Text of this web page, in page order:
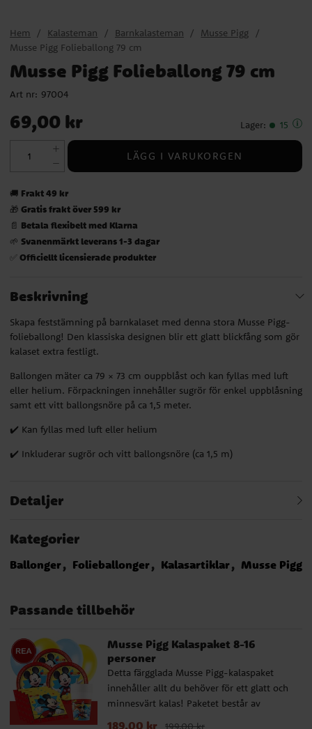
Hem Kalasteman Barnkalasteman
Musse Pigg
Musse Pigg Folieballong 79 cm
Musse Pigg Folieballong 79 cm
Art nr: 97004
Pris: 69,00 kr
69,00 kr Lager: 15
LÄGG I VARUKORGEN
🚚 Frakt 49 kr
🎁 Gratis frakt över 599 kr
📄 Betala flexibelt med Klarna
🌱 Svanenmärkt leverans 1-3 dagar
✅ Officiellt licensierade produkter
Beskrivning
Skapa feststämning på barnkalaset med denna stora Musse Pigg-
folieballong! Den klassiska designen blir ett glatt blickfång som gör
kalaset extra festligt.
Ballongen mäter ca 79 × 73 cm ouppblåst och kan fyllas med luft
eller helium. Förpackningen innehåller sugrör för enkel uppblåsning
samt ett vitt ballongsnöre på ca 1,5 meter.
✔️ Kan fyllas med luft eller helium
✔️ Inkluderar sugrör och vitt ballongsnöre (ca 1,5 m)
Detaljer
Kategorier
Ballonger Folieballonger Kalasartiklar Musse Pigg
Passande tillbehör
Musse Pigg Kalaspaket 8-16
personer
Detta färgglada Musse Pigg-kalaspaket
innehåller allt du behöver för ett glatt och
minnesvärt kalas! Paketet består av
tallrikar (19,5 cm), pappmuggar (200 ml)
Nuvarande pris:189,00 kr
189,00 kr 199,00 kr